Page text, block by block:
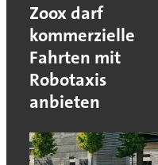
Zoox darf
kommerzielle
Fahrten mit
Robotaxis
anbieten